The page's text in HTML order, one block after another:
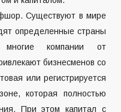
Существуют в мире
определенные страны
компании от
бизнесменов со
или регистрируется
которая полностью
При этом капитал с